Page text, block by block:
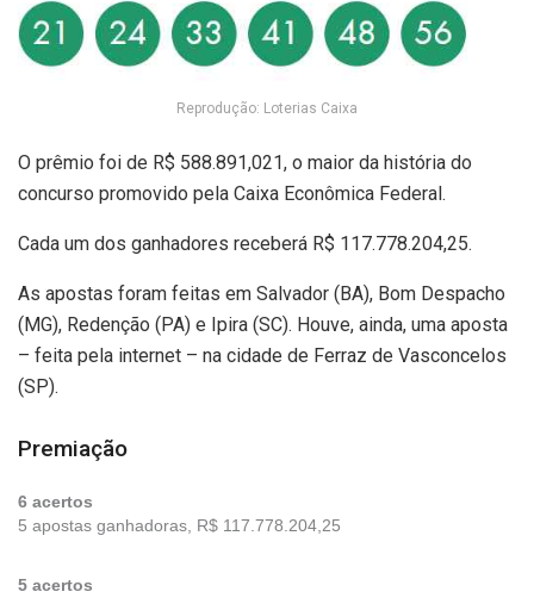
Reprodução: Loterias Caixa
O prêmio foi de R$ 588.891,021, o maior da história do
concurso promovido pela Caixa Econômica Federal.
Cada um dos ganhadores receberá R$ 117.778.204,25.
As apostas foram feitas em Salvador (BA), Bom Despacho
(MG), Redenção (PA) e Ipira (SC). Houve, ainda, uma aposta
– feita pela internet – na cidade de Ferraz de Vasconcelos
(SP).
Premiação
6 acertos
5 apostas ganhadoras, R$ 117.778.204,25
5 acertos